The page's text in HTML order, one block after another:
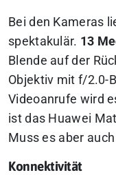
Bei den Kameras
spektakulär. 13
Blende auf der
Objektiv mit f/2.0-
Videoanrufe wird
ist das Huawei
Muss es aber
Konnektivität